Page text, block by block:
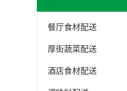
餐厅食材配送
厚街蔬菜配送
酒店食材配送